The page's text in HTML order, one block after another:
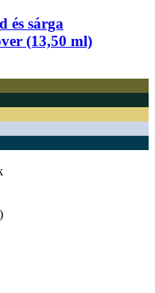
és sárga
(13,50 ml)